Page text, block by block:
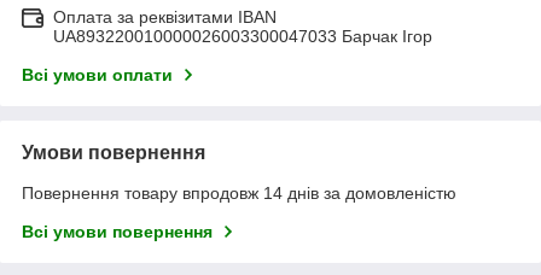
Оплата за реквізитами IBAN
UA893220010000026003300047033 Барчак Ігор
Всі умови оплати
Умови повернення
Повернення товару впродовж 14 днів за домовленістю
Всі умови повернення